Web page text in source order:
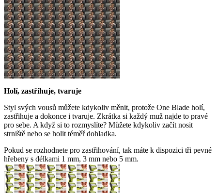
Holí, zastřihuje, tvaruje
Styl svých vousů můžete kdykoliv měnit, protože One Blade holí,
zastřihuje a dokonce i tvaruje. Zkrátka si každý muž najde to pravé
pro sebe. A když si to rozmyslíte? Můžete kdykoliv začít nosit
strniště nebo se holit téměř dohladka.
Pokud se rozhodnete pro zastřihování, tak máte k dispozici tři pevné
hřebeny s délkami 1 mm, 3 mm nebo 5 mm.